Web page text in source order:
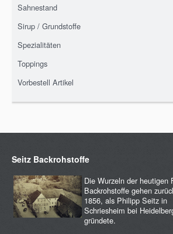
Sahnestand
Sirup / Grundstoffe
Spezialitäten
Toppings
Vorbestell Artikel
Seitz Backrohstoffe
Die Wurzeln der heutigen
Backrohstoffe gehen
1856, als Philipp Seitz in
Schriesheim bei
gründete.